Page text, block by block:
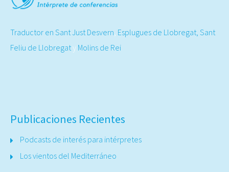
Traductor en Sant Just Desvern, Esplugues de Llobregat, Sant
Feliu de Llobregaty Molins de Rei
Publicaciones Recientes
Podcasts de interés para intérpretes
Los vientos del Mediterráneo